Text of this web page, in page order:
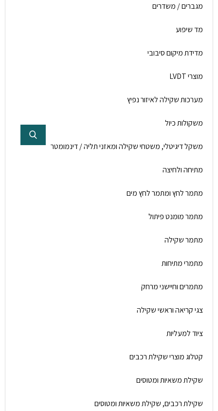
מגברים / משדרים
מד שיפוע
מדידת מיקום סיבובי
מוצרי LVDT
מערכות שקילה לאיזור נפיץ
משקולות כיול
משקל דיגיטלי, משטחי שקילה ומאזני תליה / דינמומטר
מתיחה ולחיצה
מתמר לחץ ומתמר לחץ מים
מתמר מומנט פיתול
מתמר שקילה
מתמרי מתיחות
מתמרים וחיישני מרחק
צגי קריאה וראשי שקילה
ציוד למעליות
קטלוג מוצרי שקילת רכבים
שקילת משאיות ומטוסים
שקילת רכבים, שקילת משאיות ומטוסים